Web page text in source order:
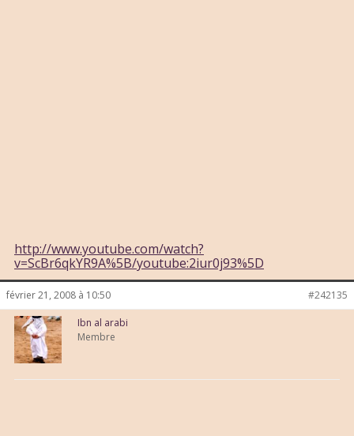
http://www.youtube.com/watch?
v=ScBr6qkYR9A%5B/youtube:2iur0j93%5D
février 21, 2008 à 10:50 #242135
Ibn al arabi
Membre